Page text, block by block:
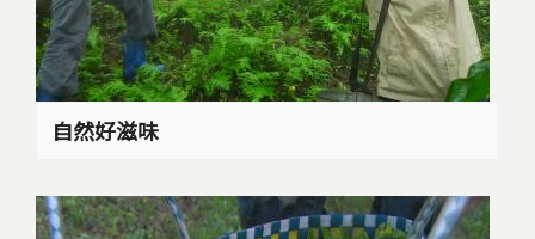
自然好滋味